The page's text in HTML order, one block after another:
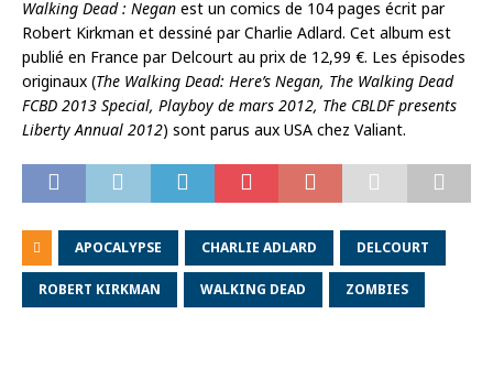
Walking Dead : Negan est un comics de 104 pages écrit par
Robert Kirkman et dessiné par Charlie Adlard. Cet album est
publié en France par Delcourt au prix de 12,99 €. Les épisodes
originaux (The Walking Dead: Here’s Negan, The Walking Dead
FCBD 2013 Special, Playboy de mars 2012, The CBLDF presents
Liberty Annual 2012) sont parus aux USA chez Valiant.
APOCALYPSE CHARLIE ADLARD DELCOURT
ROBERT KIRKMAN WALKING DEAD ZOMBIES